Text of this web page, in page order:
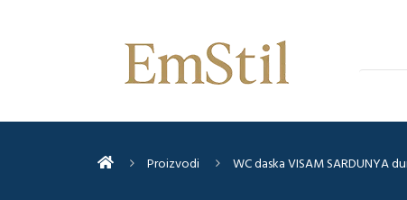
Proizvodi WC daska VISAM SARDUNYA